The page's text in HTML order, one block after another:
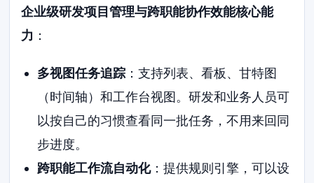
企业级研发项目管理与跨职能协作效能核心能
力 ：
多视图任务追踪：支持列表、看板、甘特图
（时间轴）和工作台视图。研发和业务人员可
以按自己的习惯查看同一批任务，不用来回同
步进度。
跨职能工作流自动化：提供规则引擎，可以设